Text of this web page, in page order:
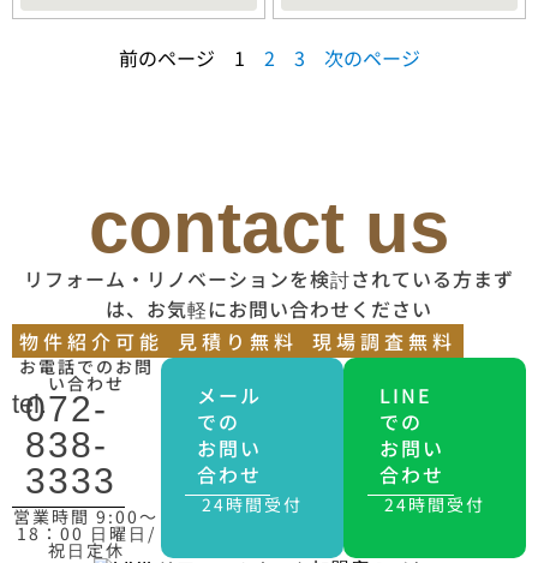
前のページ 1 2 3 次のページ
contact us
リフォーム・リノベーションを検討されている方まず
は、お気軽にお問い合わせください
物件紹介可能
見積り無料 現場調査無料
お電話でのお問
い合わせ
tel.
072-
838-
3333
営業時間 9:00〜
18：00 日曜日/
祝日定休
メール
での
お問い
合わせ
24時間受付
LINE
での
お問い
合わせ
24時間受付